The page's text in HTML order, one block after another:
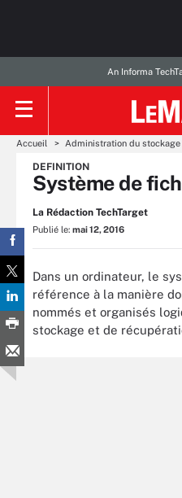
An Informa
Accueil Administration du stockage
DEFINITION
Système de
La Rédaction TechTarget
Publié le: mai 12, 2016
Dans un ordinateur, le
référence à la manière
nommés et organisés
stockage et de